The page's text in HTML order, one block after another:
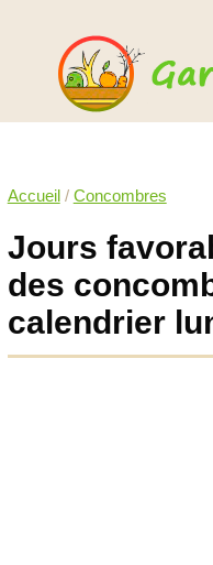
Accueil/ Concombres
Jours
des
calendrier